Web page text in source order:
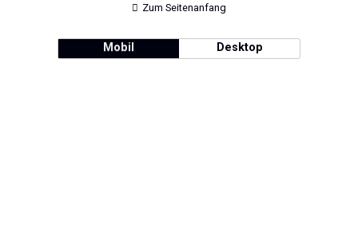
Zum Seitenanfang
Mobil Desktop